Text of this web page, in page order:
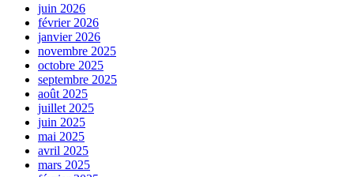
juin 2026
février 2026
janvier 2026
novembre 2025
octobre 2025
septembre 2025
août 2025
juillet 2025
juin 2025
mai 2025
avril 2025
mars 2025